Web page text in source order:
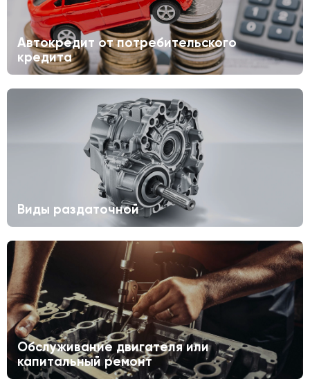
Автокредит от потребительского
кредита
Виды раздаточной
Обслуживание двигателя или
капитальный ремонт